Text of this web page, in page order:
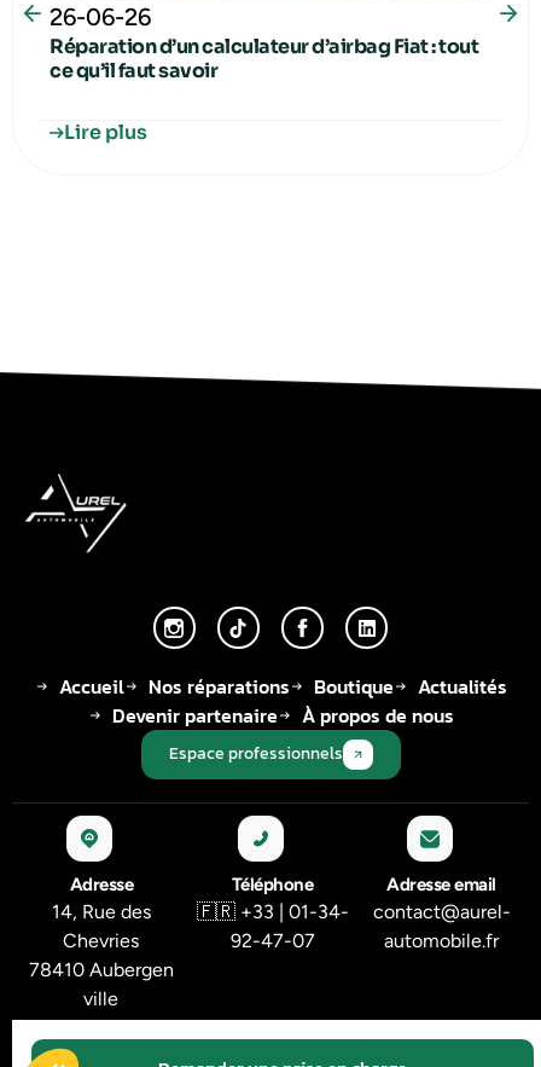
26-06-26
Réparation d’un calculateur d’airbag Fiat : tout
ce qu’il faut savoir
Lire plus
Accueil Nos réparations Boutique
Actualités
Devenir partenaire
À propos de nous
Espace professionnels
Adresse
14, Rue des
Chevries
78410 Aubergen
ville
Téléphone
🇫🇷 +33 | 01-34-
92-47-07
Adresse email
contact@aurel-
automobile.fr
© 2026 Tous droits réservés - AUREL AUTOMOBILE